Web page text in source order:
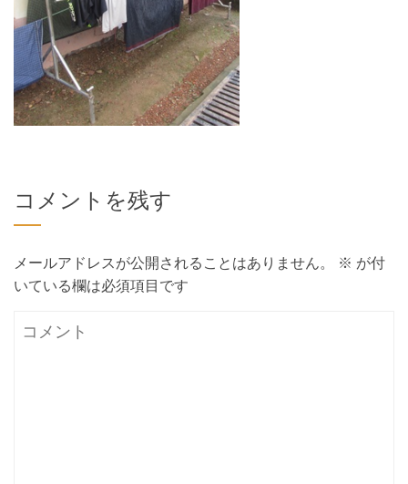
コメントを残す
メールアドレスが公開されることはありません。 ※ が付
いている欄は必須項目です